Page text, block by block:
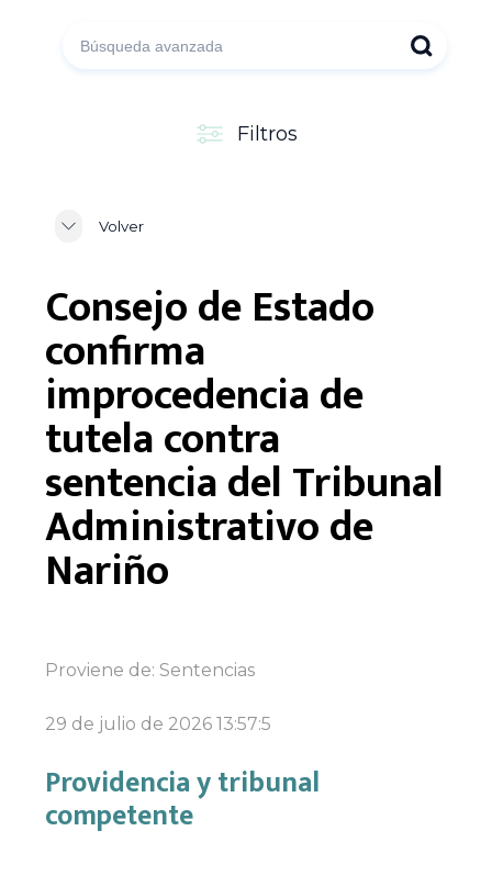
Filtros
Volver
Consejo de Estado
confirma
improcedencia de
tutela contra
sentencia del Tribunal
Administrativo de
Nariño
Proviene de: Sentencias
29 de julio de 2026 13:57:5
Providencia y tribunal
competente